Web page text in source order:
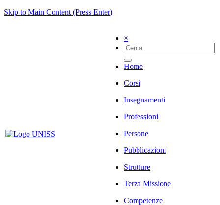
Skip to Main Content (Press Enter)
×
Home
Corsi
Insegnamenti
Professioni
Persone
Pubblicazioni
Strutture
Terza Missione
Competenze